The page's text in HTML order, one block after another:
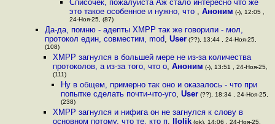
Списочек, пожалуйста Аж стало интересно что же
это такое особенное и нужно, что , Аноним (-), 12:05 ,
24-Ноя-25, (87)
Да-да, помню - адепты XMPP так же говорили - мол,
протокол един, совместим, mod, User(??), 13:44 , 24-Ноя-25,
(108)
XMPP загнулся в большей мере не из-за количества
протоколов, а из-за того, что о, Аноним (-), 13:51 , 24-Ноя-25,
(111)
Ну в общем, примерно так оно и оказалось - что при
попытке сделать почти-что-уго,User (??), 18:34 , 24-Ноя-25,
(238)
XMPP загнулся и нифига он не загнулся к слову в
основном потому, что те, кто п, llolik(ok), 14:06 , 24-Ноя-25,